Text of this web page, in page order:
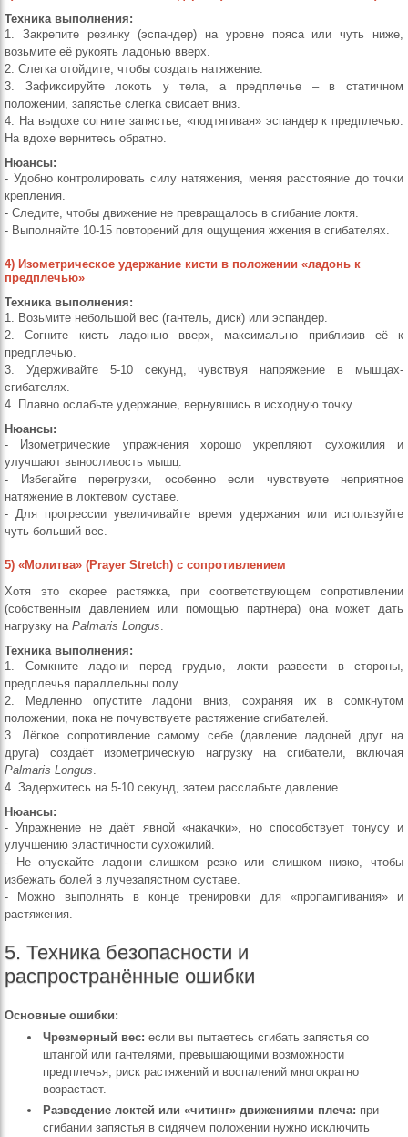
Техника выполнения:
1. Закрепите резинку (эспандер) на уровне пояса или чуть ниже,
возьмите её рукоять ладонью вверх.
2. Слегка отойдите, чтобы создать натяжение.
3. Зафиксируйте локоть у тела, а предплечье – в статичном
положении, запястье слегка свисает вниз.
4. На выдохе согните запястье, «подтягивая» эспандер к предплечью.
На вдохе вернитесь обратно.
Нюансы:
- Удобно контролировать силу натяжения, меняя расстояние до точки
крепления.
- Следите, чтобы движение не превращалось в сгибание локтя.
- Выполняйте 10-15 повторений для ощущения жжения в сгибателях.
4) Изометрическое удержание кисти в положении «ладонь к
предплечью»
Техника выполнения:
1. Возьмите небольшой вес (гантель, диск) или эспандер.
2. Согните кисть ладонью вверх, максимально приблизив её к
предплечью.
3. Удерживайте 5-10 секунд, чувствуя напряжение в мышцах-
сгибателях.
4. Плавно ослабьте удержание, вернувшись в исходную точку.
Нюансы:
- Изометрические упражнения хорошо укрепляют сухожилия и
улучшают выносливость мышц.
- Избегайте перегрузки, особенно если чувствуете неприятное
натяжение в локтевом суставе.
- Для прогрессии увеличивайте время удержания или используйте
чуть больший вес.
5) «Молитва» (Prayer Stretch) с сопротивлением
Хотя это скорее растяжка, при соответствующем сопротивлении
(собственным давлением или помощью партнёра) она может дать
нагрузку на Palmaris Longus.
Техника выполнения:
1. Сомкните ладони перед грудью, локти развести в стороны,
предплечья параллельны полу.
2. Медленно опустите ладони вниз, сохраняя их в сомкнутом
положении, пока не почувствуете растяжение сгибателей.
3. Лёгкое сопротивление самому себе (давление ладоней друг на
друга) создаёт изометрическую нагрузку на сгибатели, включая
Palmaris Longus.
4. Задержитесь на 5-10 секунд, затем расслабьте давление.
Нюансы:
- Упражнение не даёт явной «накачки», но способствует тонусу и
улучшению эластичности сухожилий.
- Не опускайте ладони слишком резко или слишком низко, чтобы
избежать болей в лучезапястном суставе.
- Можно выполнять в конце тренировки для «пропампивания» и
растяжения.
5. Техника безопасности и
распространённые ошибки
Основные ошибки:
Чрезмерный вес: если вы пытаетесь сгибать запястья со
штангой или гантелями, превышающими возможности
предплечья, риск растяжений и воспалений многократно
возрастает.
Разведение локтей или «читинг» движениями плеча: при
сгибании запястья в сидячем положении нужно исключить